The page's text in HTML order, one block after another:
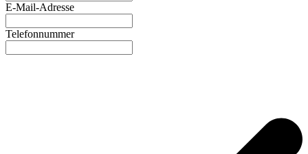
E-Mail-Adresse
Telefonnummer